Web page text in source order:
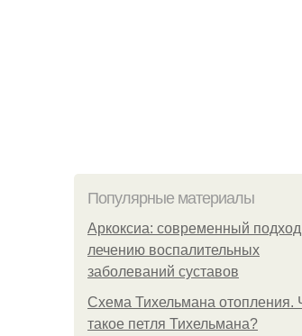
Популярные материалы
Аркоксиа: современный подход
лечению воспалительных
заболеваний суставов
Схема Тихельмана отопления.
такое петля Тихельмана?